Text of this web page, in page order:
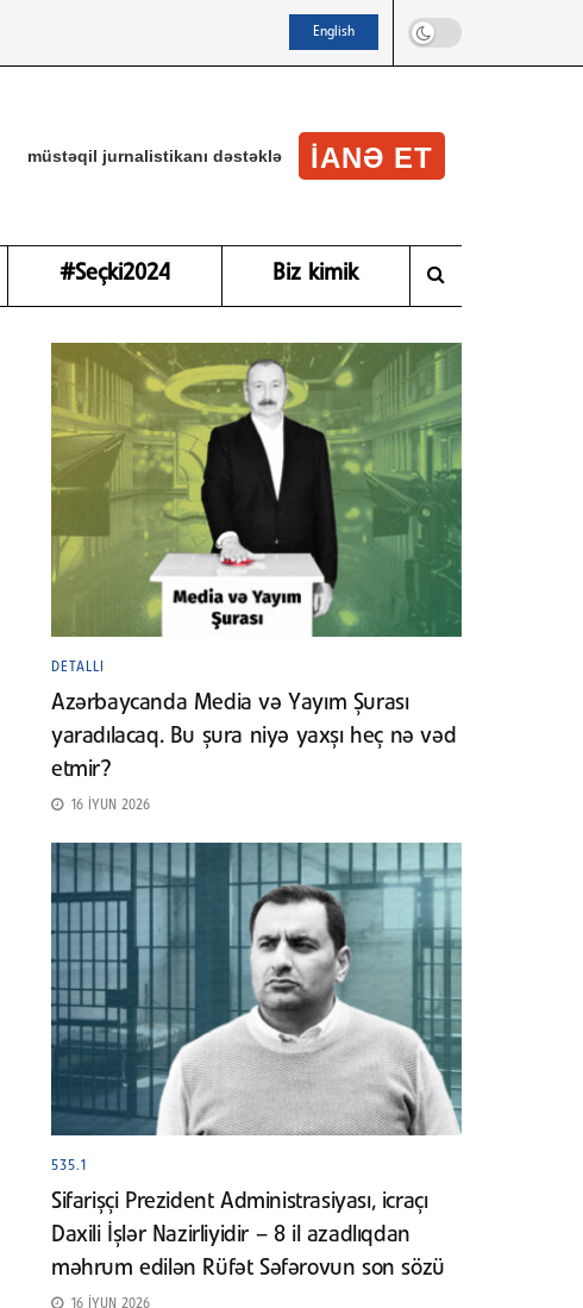
English
müstəqil jurnalistikanı dəstəklə IANƏ ET
#Seçki2024 Biz kimik
DETALLI
Azərbaycanda Media və Yayım Şurası
yaradılacaq. Bu şura niyə yaxşı heç nə vəd
etmir?
16 İYUN 2026
535.1
Sifarişçi Prezident Administrasiyası, icraçı
Daxili İşlər Nazirliyidir – 8 il azadlıqdan
məhrum edilən Rüfət Səfərovun son sözü
16 İYUN 2026